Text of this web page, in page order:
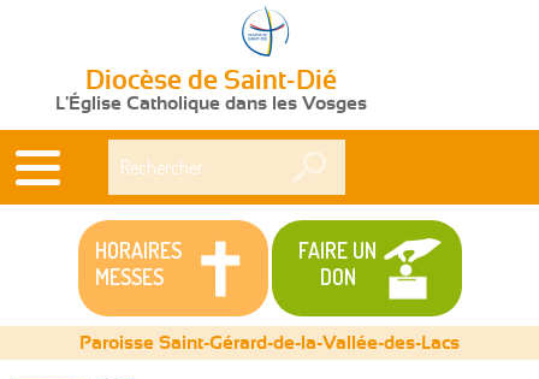
Diocèse de Saint-Dié
L'Église Catholique dans les Vosges
HORAIRES
MESSES
FAIRE UN
DON
Paroisse Saint-Gérard-de-la-Vallée-des-Lacs